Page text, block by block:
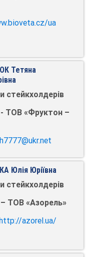
ua
Тетяна
стейкхолдерів
- ТОВ «Фруктон –
Юлія Юріївна
стейкхолдерів
ТОВ «Азорель»
azorel.ua/